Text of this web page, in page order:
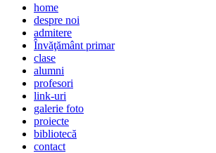
home
despre noi
admitere
Învăţământ primar
clase
alumni
profesori
link-uri
galerie foto
proiecte
bibliotecă
contact